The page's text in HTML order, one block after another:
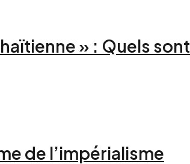
» : Quels sont
de l’impérialisme